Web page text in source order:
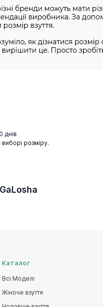
днів
розміру.
Каталог
Всі Моделі
Жіноче взуття